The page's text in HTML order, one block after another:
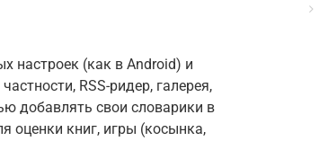
настроек (как в Android) и
RSS-ридер, галерея,
добавлять свои словарики в
оценки книг, игры (косынка,